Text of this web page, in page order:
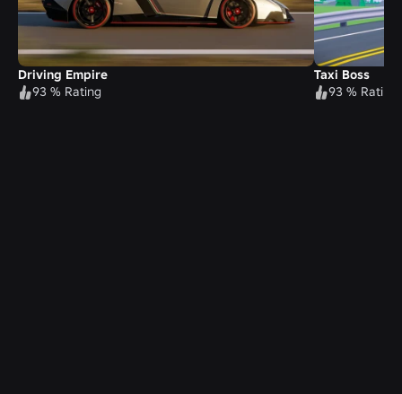
Driving Empire
93 % Rating
Taxi Boss
93 % Rating